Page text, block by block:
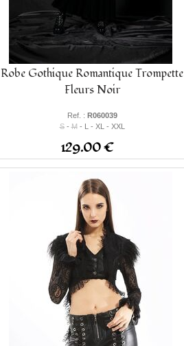
Robe Gothique Romantique Trompette
Fleurs Noir
Ref. : R060039
S-M- L - XL - XXL
129.00 €